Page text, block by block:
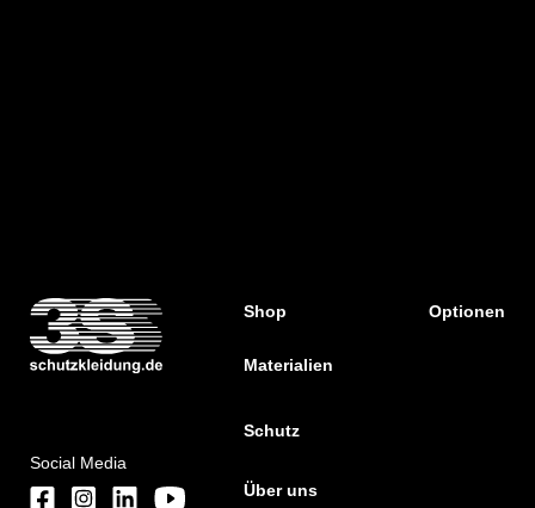
Social Media
Shop Optionen
Materialien
Schutz
Über uns